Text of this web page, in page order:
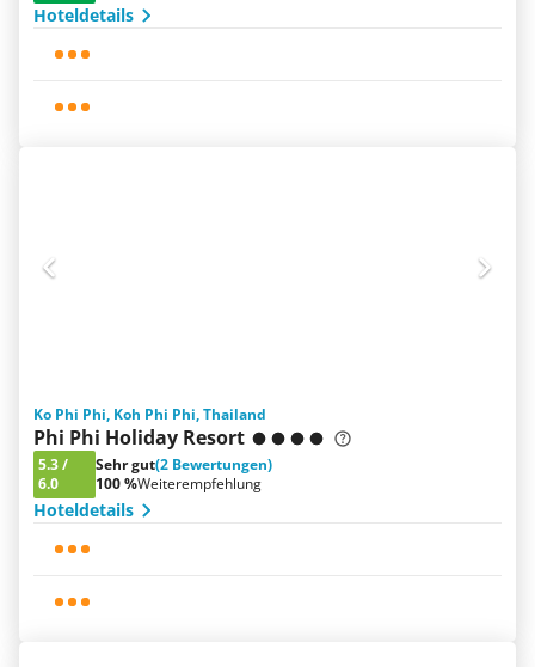
Hoteldetails
Ko Phi Phi, Koh Phi Phi, Thailand
Phi Phi Holiday Resort
5.3/
6.0
Sehr gut(2 Bewertungen)
100 %Weiterempfehlung
Hoteldetails